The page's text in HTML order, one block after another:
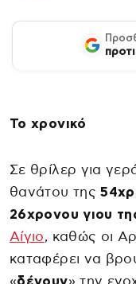
Το χρονικό
Σε θρίλερ για
θανάτου της
26χρονου γιου
Αίγιο, καθώς οι
καταφέρει να
«δένουν» την